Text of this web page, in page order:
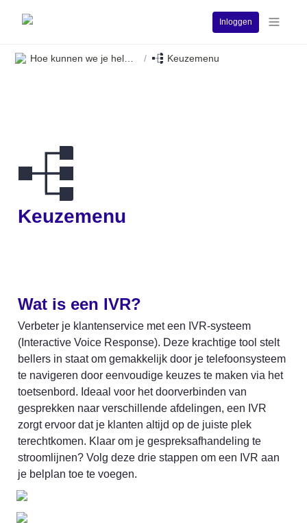
Inloggen
/ Keuzemenu
Keuzemenu
Wat is een IVR?
Verbeter je klantenservice met een IVR-systeem
(Interactive Voice Response). Deze krachtige tool stelt
bellers in staat om gemakkelijk door je telefoonsysteem
te navigeren door eenvoudige keuzes te maken via het
toetsenbord. Ideaal voor het doorverbinden van
gesprekken naar verschillende afdelingen, een IVR
zorgt ervoor dat je klanten altijd op de juiste plek
terechtkomen. Klaar om je gespreksafhandeling te
stroomlijnen? Volg deze drie stappen om een IVR aan
je belplan toe te voegen.